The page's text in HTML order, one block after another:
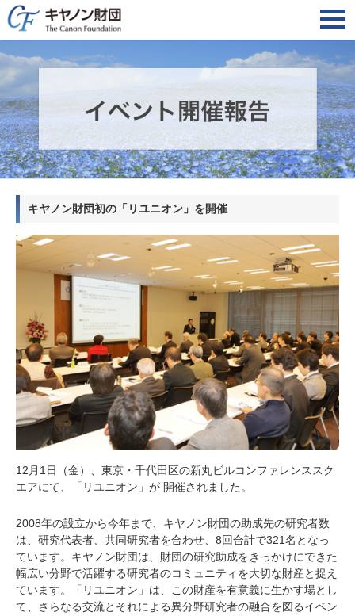
キヤノン財団初の「リユニオン」を開催
12月1日（金）、東京・千代田区の新丸ビルコンファレンススク
エアにて、「リユニオン」が 開催されました。
2008年の設立から今年まで、キヤノン財団の助成先の研究者数
は、研究代表者、共同研究者を合わせ、8回合計で321名となっ
ています。キヤノン財団は、財団の研究助成をきっかけにできた
幅広い分野で活躍する研究者のコミュニティを大切な財産と捉え
ています。「リユニオン」は、この財産を有意義に生かす場とし
て、さらなる交流とそれによる異分野研究者の融合を図るイベン